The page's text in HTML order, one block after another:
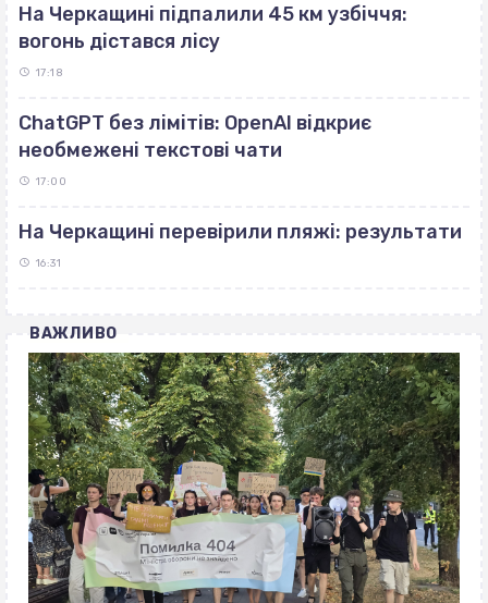
На Черкащині підпалили 45 км узбіччя:
вогонь дістався лісу
17:18
ChatGPT без лімітів: OpenAI відкриє
необмежені текстові чати
17:00
На Черкащині перевірили пляжі: результати
16:31
ВАЖЛИВО